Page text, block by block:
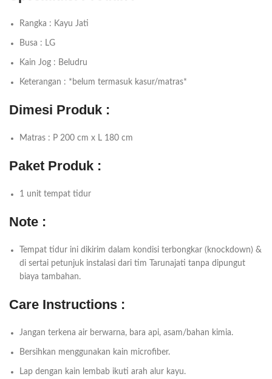
Rangka : Kayu Jati
Busa : LG
Kain Jog : Beludru
Keterangan : *belum termasuk kasur/matras*
Dimesi Produk :
Matras : P 200 cm x L 180 cm
Paket Produk :
1 unit tempat tidur
Note :
Tempat tidur ini dikirim dalam kondisi terbongkar (knockdown) &
di sertai petunjuk instalasi dari tim Tarunajati tanpa dipungut
biaya tambahan.
Care Instructions :
Jangan terkena air berwarna, bara api, asam/bahan kimia.
Bersihkan menggunakan kain microfiber.
Lap dengan kain lembab ikuti arah alur kayu.